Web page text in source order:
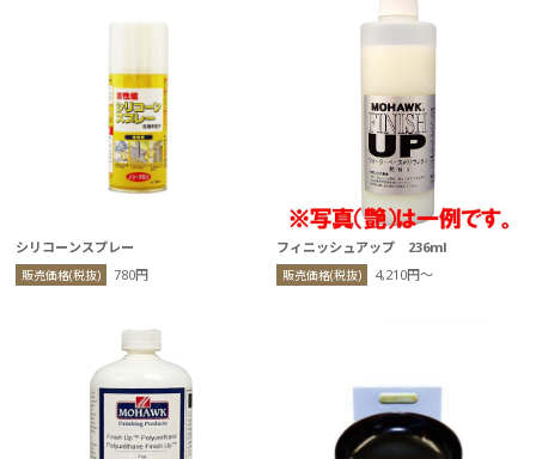
シリコーンスプレー
販売価格(税抜) 780円
フィニッシュアップ 236ml
販売価格(税抜) 4,210円〜